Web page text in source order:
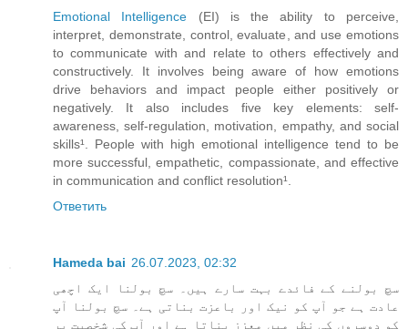
Emotional Intelligence (EI) is the ability to perceive,
interpret, demonstrate, control, evaluate, and use emotions
to communicate with and relate to others effectively and
constructively. It involves being aware of how emotions
drive behaviors and impact people either positively or
negatively. It also includes five key elements: self-
awareness, self-regulation, motivation, empathy, and social
skills¹. People with high emotional intelligence tend to be
more successful, empathetic, compassionate, and effective
in communication and conflict resolution¹.
Ответить
Hameda bai 26.07.2023, 02:32
سچ بولنے کے فائدے بہت سارے ہیں۔ سچ بولنا ایک اچھی
عادت ہے جو آپ کو نیک اور باعزت بناتی ہے۔ سچ بولنا آپ
کو دوسروں کی نظر میں معزز بناتا ہے اور آپ کی شخصیت پر